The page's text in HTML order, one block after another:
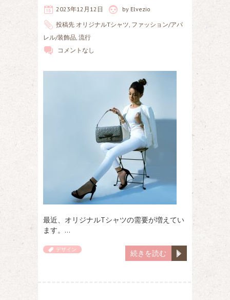
2023年12月12日 by Elvezio
投稿先 オリジナルTシャツ, ファッション/アパ
レル/装飾品, 流行
コメントなし
最近、オリジナルTシャツの需要が増えてい
ます。…
続きを読む
デザイン